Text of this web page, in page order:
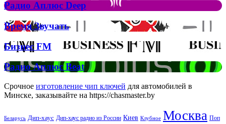
Джона
та
Брітні
Спірс
Радио
Аплюс
Deep
Радио Аплюс Deep
Время
Звучать
Время Звучать
Бизнес
Бизнес FM
Радио
Аплюс
Beat
Радио Аплюс Beat
Срочное изготовление чип ключей для автомобилей в
Минске, заказывайте на https://chasmaster.by
Беларусь Дип-хаус Дип-хаус радио из России Киев Клубное Москва Поп